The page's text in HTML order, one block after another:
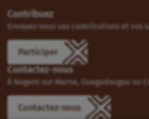
Contribuez
Envoyez-nous vos contributions et vos
Participer
Contactez-nous
À Nogent-sur-Marne, Ouagadougou ou
Contactez-nous